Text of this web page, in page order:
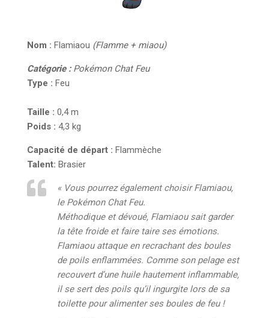
Nom : Flamiaou (Flamme + miaou)
Catégorie : Pokémon Chat Feu
Type : Feu
Taille : 0,4 m
Poids : 4,3 kg
Capacité de départ : Flammèche
Talent: Brasier
« Vous pourrez également choisir Flamiaou,
le Pokémon Chat Feu.
Méthodique et dévoué, Flamiaou sait garder
la tête froide et faire taire ses émotions.
Flamiaou attaque en recrachant des boules
de poils enflammées. Comme son pelage est
recouvert d’une huile hautement inflammable,
il se sert des poils qu’il ingurgite lors de sa
toilette pour alimenter ses boules de feu !